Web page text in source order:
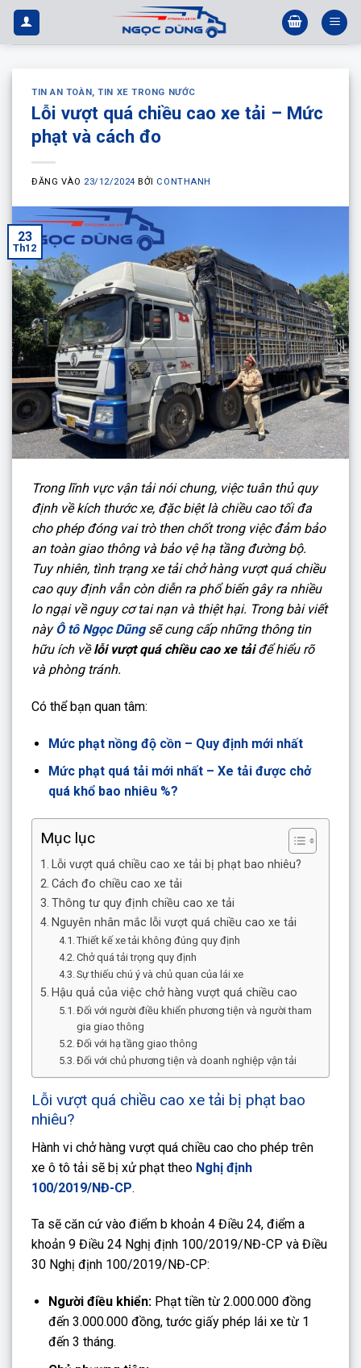
Bỏ
qua
nội
TIN AN TOÀN,TIN XE TRONG NƯỚC
Lỗi vượt quá chiều cao xe tải – Mức
phạt và cách đo
ĐĂNG VÀO 23/12/2024 BỞI CONTHANH
23
Th12
Trong lĩnh vực vận tải nói chung, việc tuân thủ quy
định về kích thước xe, đặc biệt là chiều cao tối đa
cho phép đóng vai trò then chốt trong việc đảm bảo
an toàn giao thông và bảo vệ hạ tầng đường bộ.
Tuy nhiên, tình trạng xe tải chở hàng vượt quá chiều
cao quy định vẫn còn diễn ra phổ biến gây ra nhiều
lo ngại về nguy cơ tai nạn và thiệt hại. Trong bài viết
nàyÔ tô Ngọc Dũngsẽ cung cấp những thông tin
hữu ích vềlỗi vượt quá chiều cao xe tảiđể hiểu rõ
và phòng tránh.
Có thể bạn quan tâm:
Mức phạt nồng độ cồn – Quy định mới nhất
Mức phạt quá tải mới nhất – Xe tải được chở
quá khổ bao nhiêu %?
Mục lục
Lỗi vượt quá chiều cao xe tải bị phạt bao nhiêu?
Cách đo chiều cao xe tải
Thông tư quy định chiều cao xe tải
Nguyên nhân mắc lỗi vượt quá chiều cao xe tải
Thiết kế xe tải không đúng quy định
Chở quá tải trọng quy định
Sự thiếu chú ý và chủ quan của lái xe
Hậu quả của việc chở hàng vượt quá chiều cao
Đối với người điều khiển phương tiện và người tham
gia giao thông
Đối với hạ tầng giao thông
Đối với chủ phương tiện và doanh nghiệp vận tải
Lỗi vượt quá chiều cao xe tải bị phạt bao
nhiêu?
Hành vi chở hàng vượt quá chiều cao cho phép trên
xe ô tô tải sẽ bị xử phạt theo Nghị định
100/2019/NĐ-CP.
Ta sẽ căn cứ vào điểm b khoản 4 Điều 24, điểm a
khoản 9 Điều 24 Nghị định 100/2019/NĐ-CP và Điều
30 Nghị định 100/2019/NĐ-CP:
Người điều khiển:Phạt tiền từ 2.000.000 đồng
đến 3.000.000 đồng, tước giấy phép lái xe từ 1
đến 3 tháng.